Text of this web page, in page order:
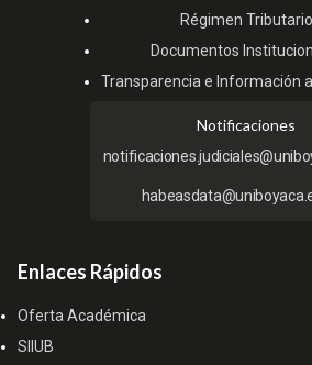
Régimen Tributario
Documentos
Transparencia e Información
Notificaciones
Enlaces Rápidos
Oferta Académica
SIIUB